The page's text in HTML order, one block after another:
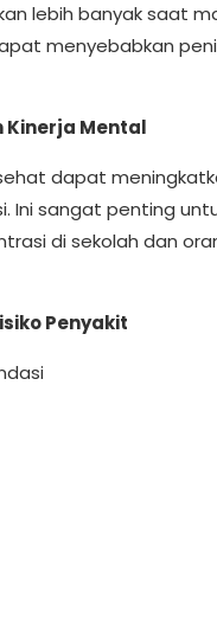
lebih banyak saat
menyebabkan
Kinerja Mental
dapat
Ini sangat penting
di sekolah dan
Penyakit